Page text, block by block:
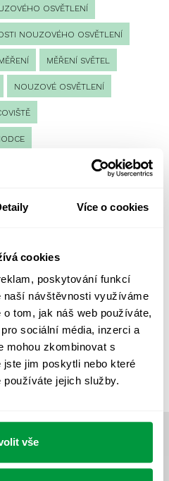
Více o cookies
cookies
poskytování funkcí
návštěvnosti využíváme
tom, jak náš web používáte,
sociální média, inzerci a
mohou zkombinovat s
jim poskytli nebo které
jejich služby.
vše
OSVĚTLENÍ
NOUZOVÉHO OSVĚTLENÍ
MĚŘENÍ SVĚTEL
NOUZOVÉ OSVĚTLENÍ
ZASTÍNĚNÍ